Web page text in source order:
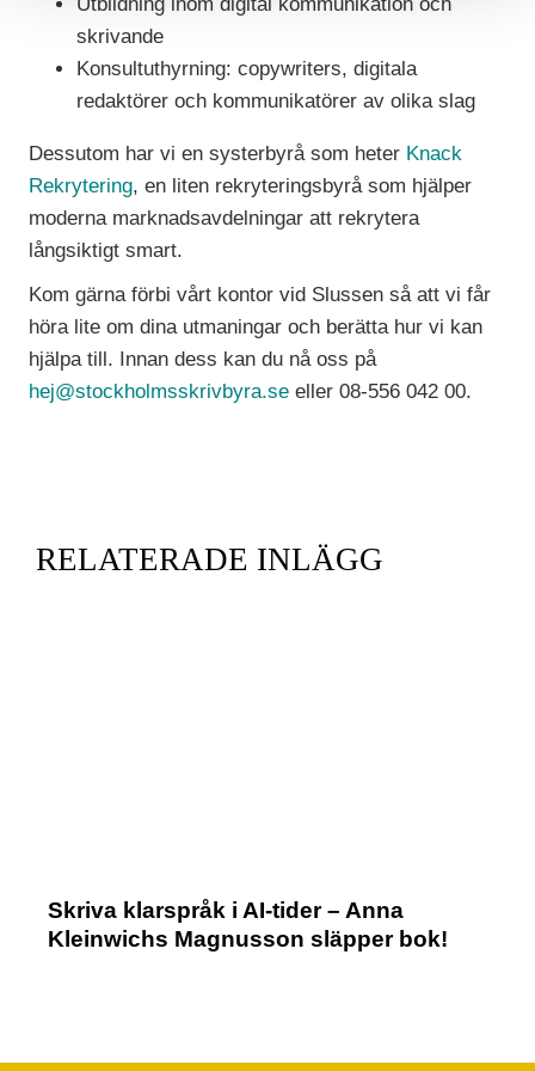
skrivande
Konsultuthyrning: copywriters, digitala
redaktörer och kommunikatörer av olika slag
Dessutom har vi en systerbyrå som heter Knack
Rekrytering, en liten rekryteringsbyrå som hjälper
moderna marknadsavdelningar att rekrytera
långsiktigt smart.
Kom gärna förbi vårt kontor vid Slussen så att vi får
höra lite om dina utmaningar och berätta hur vi kan
hjälpa till. Innan dess kan du nå oss på
hej@stockholmsskrivbyra.se eller 08-556 042 00.
RELATERADE INLÄGG
Skriva klarspråk i AI-tider – Anna
Kleinwichs Magnusson släpper bok!